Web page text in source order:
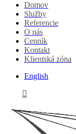
Domov
Služby
Referencie
O nás
Cenník
Kontakt
Klientská zóna
English